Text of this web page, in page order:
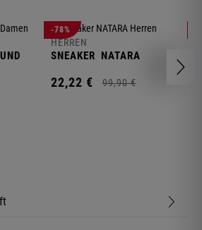
-78%
HERREN
SNEAKER NATARA
22,22 € 99,90 €